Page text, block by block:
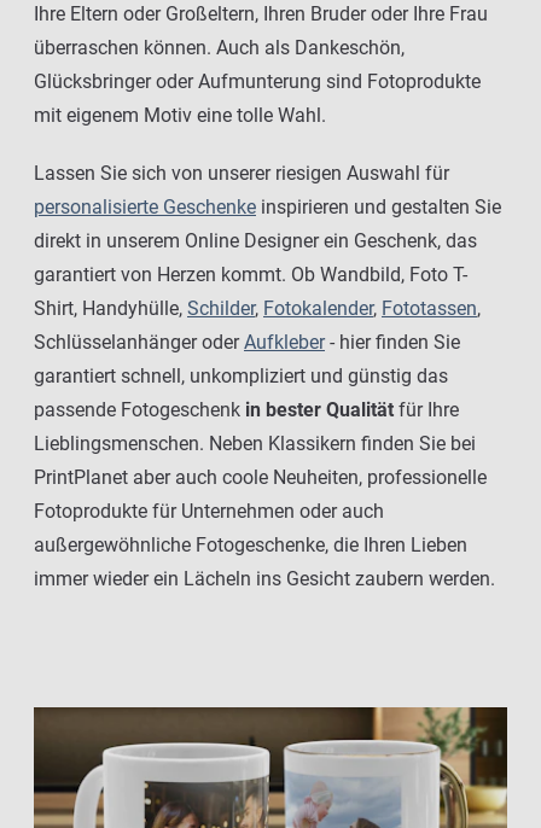
Ihre Eltern oder Großeltern, Ihren Bruder oder Ihre Frau
überraschen können. Auch als Dankeschön,
Glücksbringer oder Aufmunterung sind Fotoprodukte
mit eigenem Motiv eine tolle Wahl.
Lassen Sie sich von unserer riesigen Auswahl für
personalisierte Geschenke inspirieren und gestalten Sie
direkt in unserem Online Designer ein Geschenk, das
garantiert von Herzen kommt. Ob Wandbild, Foto T-
Shirt, Handyhülle, Schilder, Fotokalender, Fototassen,
Schlüsselanhänger oderAufkleber- hier finden Sie
garantiert schnell, unkompliziert und günstig das
passende Fotogeschenk in bester Qualität für Ihre
Lieblingsmenschen. Neben Klassikern finden Sie bei
PrintPlanet aber auch coole Neuheiten, professionelle
Fotoprodukte für Unternehmen oder auch
außergewöhnliche Fotogeschenke, die Ihren Lieben
immer wieder ein Lächeln ins Gesicht zaubern werden.